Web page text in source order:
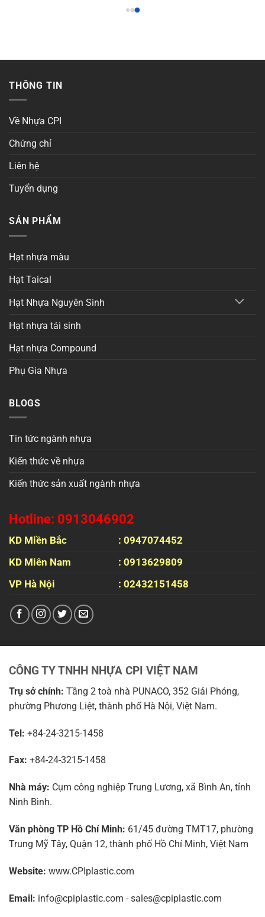
THÔNG TIN
Về Nhựa CPI
Chứng chỉ
Liên hệ
Tuyển dụng
SẢN PHẨM
Hạt nhựa màu
Hạt Taical
Hạt Nhựa Nguyên Sinh
Hạt nhựa tái sinh
Hạt nhựa Compound
Phụ Gia Nhựa
BLOGS
Tin tức ngành nhựa
Kiến thức về nhựa
Kiến thức sản xuất ngành nhựa
Hotline: 0913046902
KD Miền Bắc
: 0947074452
KD Miên Nam
: 0913629809
VP Hà Nội
: 02432151458
CÔNG TY TNHH NHỰA CPI VIỆT NAM
Trụ sở chính: Tầng 2 toà nhà PUNACO, 352 Giải Phóng,
phường Phương Liệt, thành phố Hà Nội, Việt Nam.
Tel: +84-24-3215-1458
Fax: +84-24-3215-1458
Nhà máy: Cụm công nghiệp Trung Lương, xã Bình An, tỉnh
Ninh Bình.
Văn phòng TP Hồ Chí Minh: 61/45 đường TMT17, phường
Trung Mỹ Tây, Quận 12, thành phố Hồ Chí Minh, Việt Nam
Website: www.CPIplastic.com
Email: info@cpiplastic.com - sales@cpiplastic.com